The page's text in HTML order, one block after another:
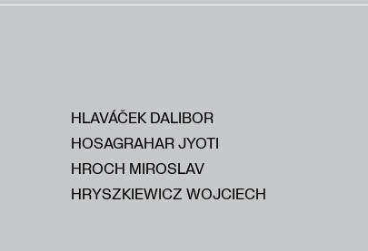
HLAVÁČEK DALIBOR
HOSAGRAHAR JYOTI
HROCH MIROSLAV
HRYSZKIEWICZ WOJCIECH